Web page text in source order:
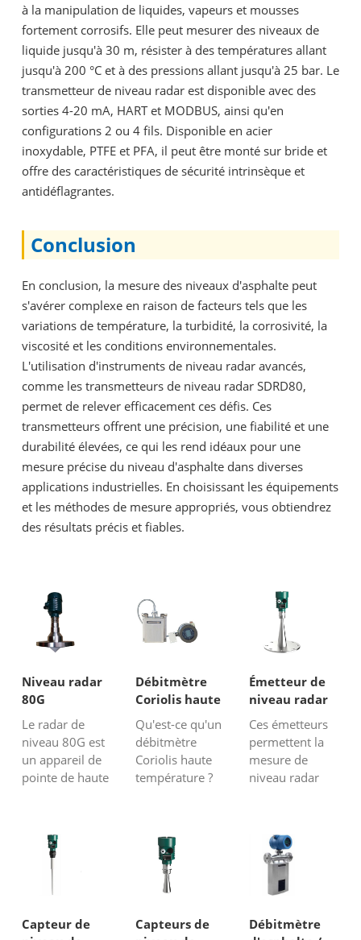
à la manipulation de liquides, vapeurs et mousses
fortement corrosifs. Elle peut mesurer des niveaux de
liquide jusqu'à 30 m, résister à des températures allant
jusqu'à 200 °C et à des pressions allant jusqu'à 25 bar. Le
transmetteur de niveau radar est disponible avec des
sorties 4-20 mA, HART et MODBUS, ainsi qu'en
configurations 2 ou 4 fils. Disponible en acier
inoxydable, PTFE et PFA, il peut être monté sur bride et
offre des caractéristiques de sécurité intrinsèque et
antidéflagrantes.
Conclusion
En conclusion, la mesure des niveaux d'asphalte peut
s'avérer complexe en raison de facteurs tels que les
variations de température, la turbidité, la corrosivité, la
viscosité et les conditions environnementales.
L'utilisation d'instruments de niveau radar avancés,
comme les transmetteurs de niveau radar SDRD80,
permet de relever efficacement ces défis. Ces
transmetteurs offrent une précision, une fiabilité et une
durabilité élevées, ce qui les rend idéaux pour une
mesure précise du niveau d'asphalte dans diverses
applications industrielles. En choisissant les équipements
et les méthodes de mesure appropriés, vous obtiendrez
des résultats précis et fiables.
Niveau radar
80G
Le radar de
niveau 80G est
un appareil de
pointe de haute
divers
matériaux dans
les réservoirs,
conteneurs. Il
utilise une
Débitmètre
Coriolis haute
température
Qu'est-ce qu'un
débitmètre
Coriolis haute
température ?
un débitmètre
qui utilise le
principe de
débit massique
du fluide sur la
Émetteur de
niveau radar
sans contact
Ces émetteurs
permettent la
mesure de
niveau radar
aucune sonde
n'est utilisée,
c'est une
mesure de
niveau sans
contact. Ces
Capteur de
Capteurs de
Débitmètre